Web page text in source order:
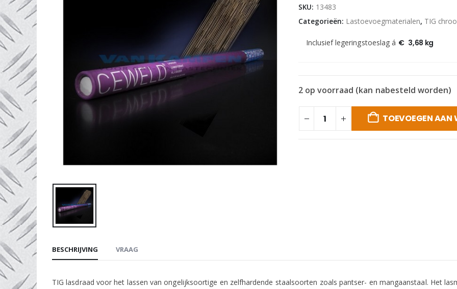
SKU: 13483
Categorieën: Lastoevoegmaterialen, TIG
Inclusief legeringstoeslag á € 3,68 kg
2 op voorraad (kan nabesteld worden)
TOEVOEGEN AAN
BESCHRIJVING VRAAG
TIG lasdraad voor het lassen van ongelijksoortige en zelfhardende staalsoorten zoals pantser- en mangaanstaal. Het